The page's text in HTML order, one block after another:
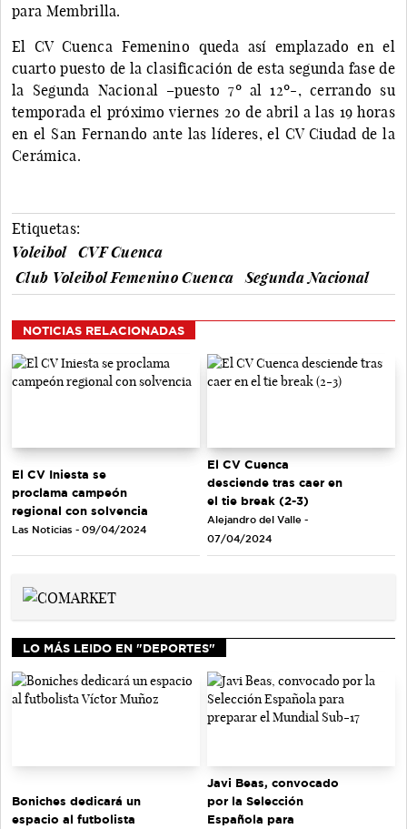
para Membrilla.
El CV Cuenca Femenino queda así emplazado en el
cuarto puesto de la clasificación de esta segunda fase de
la Segunda Nacional –puesto 7º al 12º-, cerrando su
temporada el próximo viernes 20 de abril a las 19 horas
en el San Fernando ante las líderes, el CV Ciudad de la
Cerámica.
Etiquetas:
Voleibol
CVF Cuenca
Club Voleibol Femenino Cuenca
Segunda Nacional
NOTICIAS RELACIONADAS
El CV Iniesta se
proclama campeón
regional con solvencia
Las Noticias - 09/04/2024
El CV Cuenca
desciende tras caer en
el tie break (2-3)
Alejandro del Valle -
07/04/2024
LO MÁS LEIDO EN "DEPORTES"
Boniches dedicará un
espacio al futbolista
Javi Beas, convocado
por la Selección
Española para